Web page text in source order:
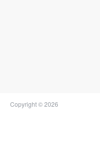
Copyright © 2026